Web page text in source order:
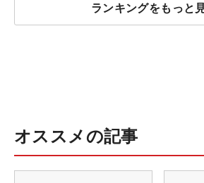
ランキングをもっと
オススメの記事